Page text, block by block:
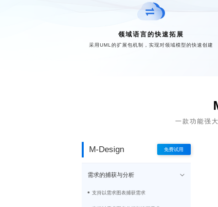
领域语言的快速拓展
采用UML的扩展包机制，实现对领域模型的快速创建
一款功能强
M-Design 免费试用
需求的捕获与分析
支持以需求图表捕获需求